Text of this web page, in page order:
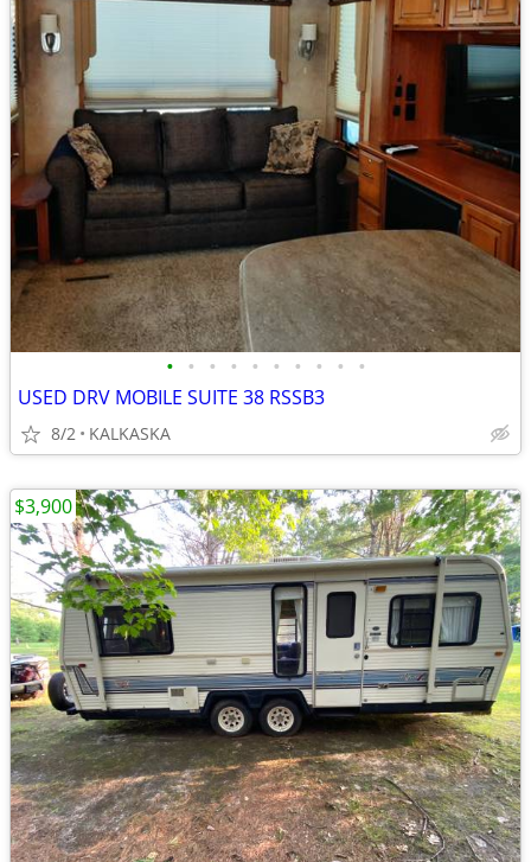
• • • • • • • • • •
USED DRV MOBILE SUITE 38 RSSB3
8/2 KALKASKA
$3,900